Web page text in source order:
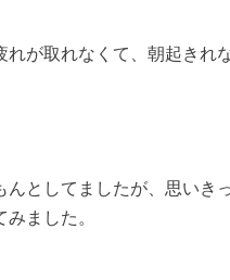
れが取れなくて、朝起きれな
んとしてましたが、思いき
ました。